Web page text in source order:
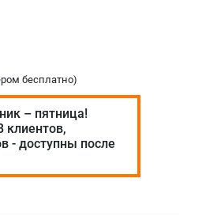
бесплатно)
– пятница!
клиентов,
- доступны после